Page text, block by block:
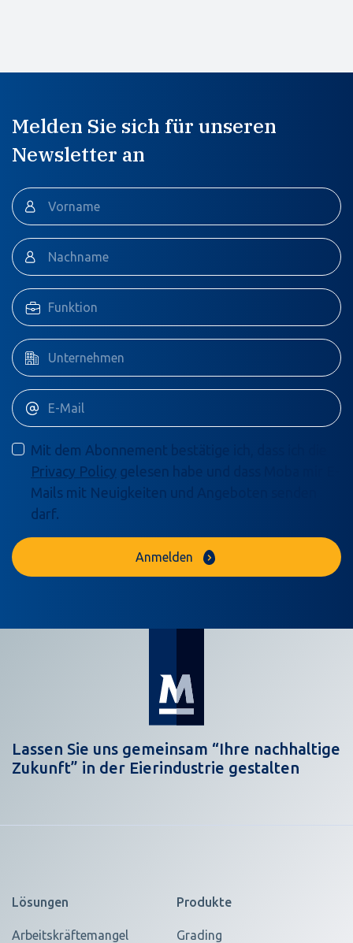
Melden Sie sich für unseren
Newsletter an
Mit dem Abonnement bestätige ich, dass ich die
Privacy Policy gelesen habe und dass Moba mir E-
Mails mit Neuigkeiten und Angeboten senden
darf.
Anmelden
Lassen Sie uns gemeinsam “Ihre nachhaltige
Zukunft” in der Eierindustrie gestalten
Lösungen
Arbeitskräftemangel
Produkte
Grading